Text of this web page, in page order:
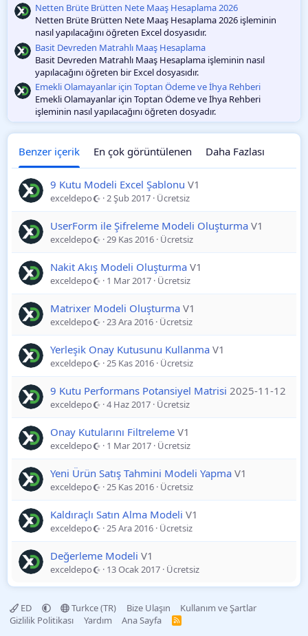
Netten Brüte Brütten Nete Maaş Hesaplama 2026
Netten Brüte Brütten Nete Maaş Hesaplama 2026 işleminin
nasıl yapılacağını öğreten Excel dosyasıdır.
Basit Devreden Matrahlı Maaş Hesaplama
Basit Devreden Matrahlı Maaş Hesaplama işleminin nasıl
yapılacağını öğreten bir Excel dosyasıdır.
Emekli Olamayanlar için Toptan Ödeme ve İhya Rehberi
Emekli Olamayanlar için Toptan Ödeme ve İhya Rehberi
işleminin nasıl yapılacağını öğreten dosyadır.
Benzer içerik En çok görüntülenen Daha Fazlası
9 Kutu Modeli Excel Şablonu V1
exceldepo 2 Şub 2017 Ücretsiz
UserForm ile Şifreleme Modeli Oluşturma V1
exceldepo 29 Kas 2016 Ücretsiz
Nakit Akış Modeli Oluşturma V1
exceldepo 1 Mar 2017 Ücretsiz
Matrixer Modeli Oluşturma V1
exceldepo 23 Ara 2016 Ücretsiz
Yerleşik Onay Kutusunu Kullanma V1
exceldepo 25 Kas 2016 Ücretsiz
9 Kutu Performans Potansiyel Matrisi 2025-11-12
exceldepo 4 Haz 2017 Ücretsiz
Onay Kutularını Filtreleme V1
exceldepo 1 Mar 2017 Ücretsiz
Yeni Ürün Satış Tahmini Modeli Yapma V1
exceldepo 25 Kas 2016 Ücretsiz
Kaldıraçlı Satın Alma Modeli V1
exceldepo 25 Ara 2016 Ücretsiz
Değerleme Modeli V1
exceldepo 13 Ocak 2017 Ücretsiz
ED Turkce (TR) Bize Ulaşın
Kullanım ve Şartlar
Gizlilik Politikası
Yardım Ana Sayfa
R